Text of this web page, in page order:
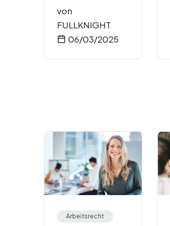
von
FULLKNIGHT
06/03/2025
Arbeitsrecht